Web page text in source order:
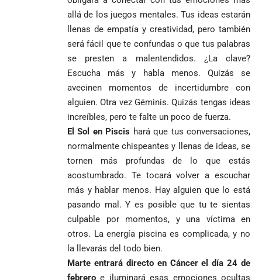
allá de los juegos mentales. Tus ideas estarán
llenas de empatía y creatividad, pero también
será fácil que te confundas o que tus palabras
se presten a malentendidos. ¿La clave?
Escucha más y habla menos. Quizás se
avecinen momentos de incertidumbre con
alguien. Otra vez Géminis. Quizás tengas ideas
increíbles, pero te falte un poco de fuerza.
El Sol en Piscis hará que tus conversaciones,
normalmente chispeantes y llenas de ideas, se
tornen más profundas de lo que estás
acostumbrado. Te tocará volver a escuchar
más y hablar menos. Hay alguien que lo está
pasando mal. Y es posible que tu te sientas
culpable por momentos, y una víctima en
otros. La energía piscina es complicada, y no
la llevarás del todo bien.
Marte entrará directo en Cáncer el día 24 de